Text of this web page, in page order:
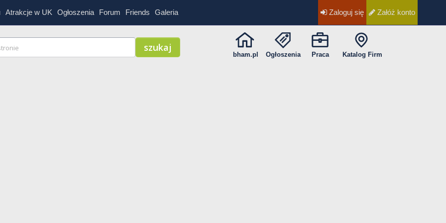
Atrakcje w UK Ogłoszenia Forum Friends Galeria Zaloguj się Załóż konto
bham.pl Ogłoszenia Praca Katalog Firm